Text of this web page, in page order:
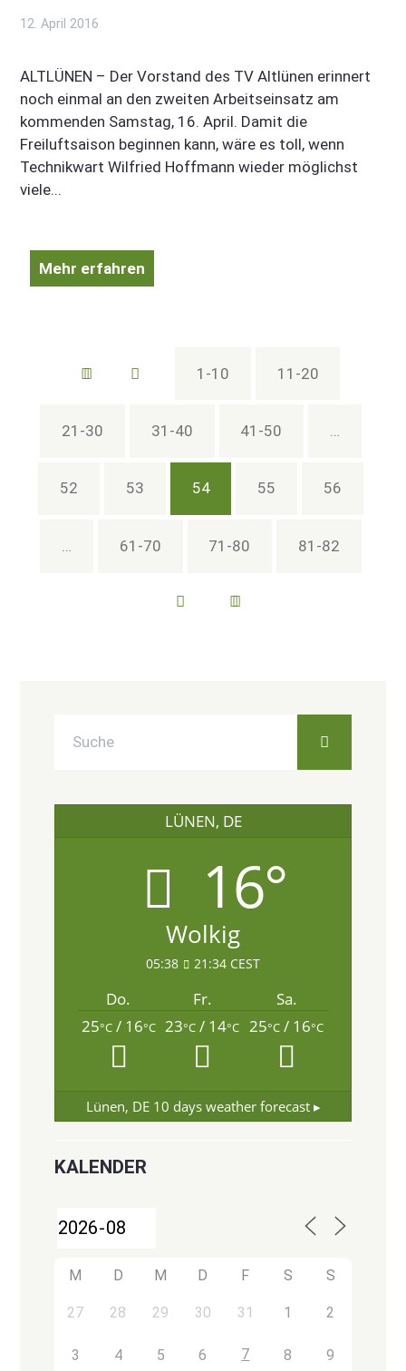
12. April 2016
ALTLÜNEN – Der Vorstand des TV Altlünen erinnert
noch einmal an den zweiten Arbeitseinsatz am
kommenden Samstag, 16. April. Damit die
Freiluftsaison beginnen kann, wäre es toll, wenn
Technikwart Wilfried Hoffmann wieder möglichst
viele...
Mehr erfahren
1-10 11-20
21-30 31-40 41-50 …
52 53 54 55 56
61-70 71-80 81-82
LÜNEN, DE
16°
Wolkig
05:38 21:34 CEST
Do. Fr.
Sa.
25°C/ 16°C 23°C / 14°C 25°C / 16°C
Lünen, DE10 days weather forecast ▸
KALENDER
M D M D F S S
27 28 29 30 31 1 2
3 4 5 6 7 8 9